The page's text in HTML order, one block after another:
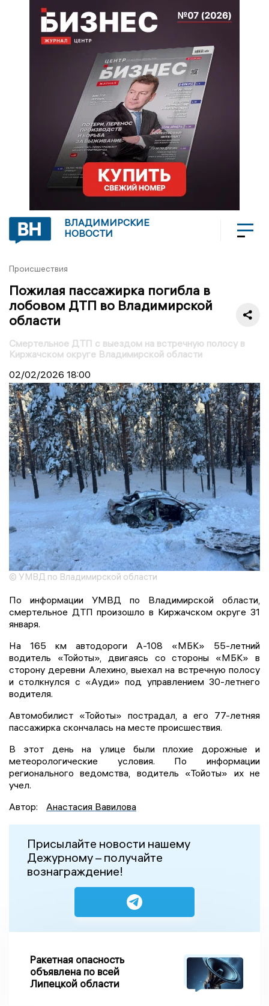
ВЛАДИМИРСКИЕ
НОВОСТИ
Происшествия
Пожилая пассажирка погибла в
лобовом ДТП во Владимирской
области
Смертельное ДТП с выездом на встречную полосу в
Киржачском округе Владимирской области
02/02/2026 18:00
© УМВД по Владимирской области
По информации УМВД по Владимирской области,
смертельное ДТП произошло в Киржачском округе 31
января.
На 165 км автодороги А-108 «МБК» 55-летний
водитель «Тойоты», двигаясь со стороны «МБК» в
сторону деревни Алехино, выехал на встречную полосу
и столкнулся с «Ауди» под управлением 30-летнего
водителя.
Автомобилист «Тойоты» пострадал, а его 77-летняя
пассажирка скончалась на месте происшествия.
В этот день на улице были плохие дорожные и
метеорологические условия. По информации
регионального ведомства, водитель «Тойоты» их не
учел.
Автор:
Анастасия Вавилова
Присылайте новости нашему
Дежурному – получайте
вознаграждение!
Ракетная опасность
объявлена по всей
Липецкой области